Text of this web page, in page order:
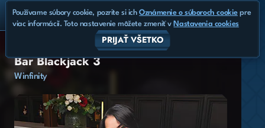
Bar Blackjack 3
Winfinity
Používame súbory cookie, pozrite si ichOznámenie o súboroch cookiepre
viac informácií. Toto nastavenie môžete zmeniť v Nastavenia cookies
PRIJAŤ VŠETKO